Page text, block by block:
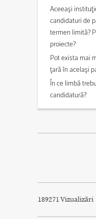
Aceeaşi
candidaturi de
termen limită?
proiecte?
Pot exista mai
ţară în acelaşi
În ce limbă
candidatură?
189271 Vizualizări